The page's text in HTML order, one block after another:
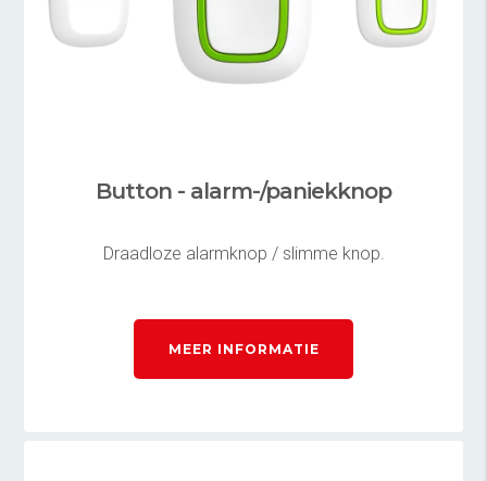
Button - alarm-/paniekknop
Draadloze alarmknop / slimme knop.
MEER INFORMATIE